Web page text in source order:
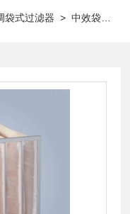
袋式过滤器 >中效袋式过滤器